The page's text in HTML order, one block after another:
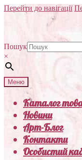
Перейти до навігації
Пошук
×
Меню
Каталог
Новини
Арт-Блог
Контакти
Особистий